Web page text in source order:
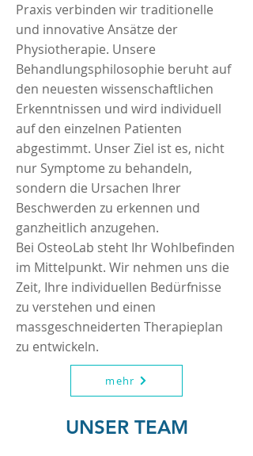
Praxis verbinden wir traditionelle
und innovative Ansätze der
Physiotherapie. Unsere
Behandlungsphilosophie beruht auf
den neuesten wissenschaftlichen
Erkenntnissen und wird individuell
auf den einzelnen Patienten
abgestimmt. Unser Ziel ist es, nicht
nur Symptome zu behandeln,
sondern die Ursachen Ihrer
Beschwerden zu erkennen und
ganzheitlich anzugehen.
Bei OsteoLab steht Ihr Wohlbefinden
im Mittelpunkt. Wir nehmen uns die
Zeit, Ihre individuellen Bedürfnisse
zu verstehen und einen
massgeschneiderten Therapieplan
zu entwickeln.
mehr
UNSER TEAM